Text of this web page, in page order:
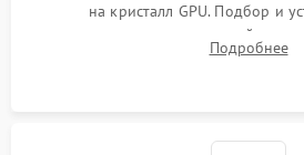
на кристалл GPU. Подбор и
термопрокладок правильной
питания. Монтаж радиатора и
Подробнее